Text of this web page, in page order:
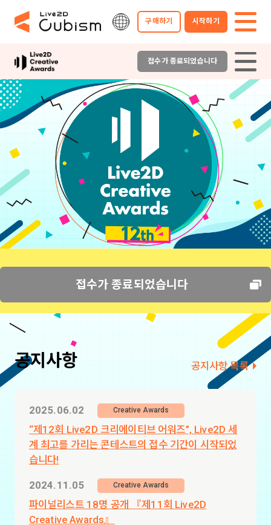
구매하기 시작하기
접수가 종료되었습니다
접수가 종료되었습니다
공지사항 공지사항 목록
2025.06.02 Creative Awards
“제12회 Live2D 크리에이티브 어워즈”, Live2D 세
계 최고를 가리는 콘테스트의 접수 기간이 시작되었
습니다!
2024.11.05 Creative Awards
파이널리스트 18명 공개 『제11회 Live2D
Creative Awards』